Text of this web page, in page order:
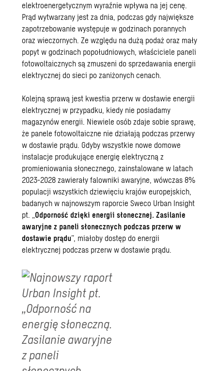
elektroenergetycznym wyraźnie wpływa na jej cenę.
Prąd wytwarzany jest za dnia, podczas gdy największe
zapotrzebowanie występuje w godzinach porannych
oraz wieczornych. Ze względu na dużą podaż oraz mały
popyt w godzinach popołudniowych, właściciele paneli
fotowoltaicznych są zmuszeni do sprzedawania energii
elektrycznej do sieci po zaniżonych cenach.
Kolejną sprawą jest kwestia przerw w dostawie energii
elektrycznej w przypadku, kiedy nie posiadamy
magazynów energii. Niewiele osób zdaje sobie sprawę,
że panele fotowoltaiczne nie działają podczas przerwy
w dostawie prądu. Gdyby wszystkie nowe domowe
instalacje produkujące energię elektryczną z
promieniowania słonecznego, zainstalowane w latach
2023-2028 zawierały falowniki awaryjne, wówczas 8%
populacji wszystkich dziewięciu krajów europejskich,
badanych w najnowszym raporcie Sweco Urban Insight
pt. „Odporność dzięki energii słonecznej. Zasilanie
awaryjne z paneli słonecznych podczas przerw w
dostawie prądu”, miałoby dostęp do energii
elektrycznej podczas przerw w dostawie prądu.